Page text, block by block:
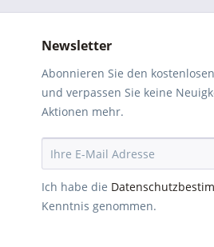
Newsletter
Abonnieren Sie den
und verpassen Sie keine
Aktionen mehr.
Ich habe die
Kenntnis genommen.